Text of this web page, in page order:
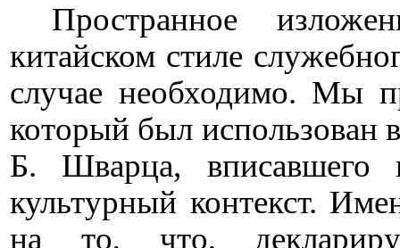
Пространное
китайском стиле
случае необходимо. Мы
который был использован
Б. Шварца,
культурный контекст.
на то, что,